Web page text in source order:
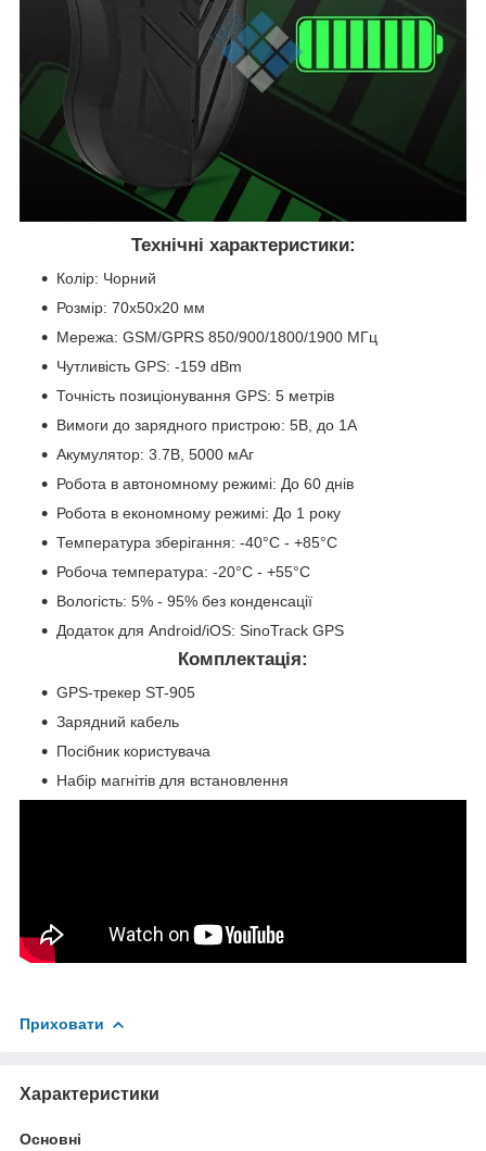
Технічні характеристики:
Колір: Чорний
Розмір: 70x50x20 мм
Мережа: GSM/GPRS 850/900/1800/1900 МГц
Чутливість GPS: -159 dBm
Точність позиціонування GPS: 5 метрів
Вимоги до зарядного пристрою: 5В, до 1A
Акумулятор: 3.7В, 5000 мАг
Робота в автономному режимі: До 60 днів
Робота в економному режимі: До 1 року
Температура зберігання: -40°C - +85°C
Робоча температура: -20°C - +55°C
Вологість: 5% - 95% без конденсації
Додаток для Android/iOS: SinoTrack GPS
Комплектація:
GPS-трекер ST-905
Зарядний кабель
Посібник користувача
Набір магнітів для встановлення
Приховати
Характеристики
Основні